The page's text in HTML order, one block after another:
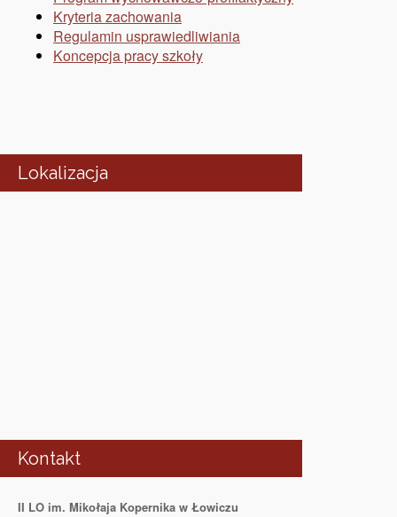
Kryteria zachowania
Regulamin usprawiedliwiania
Koncepcja pracy szkoły
Lokalizacja
Kontakt
II LO im. Mikołaja Kopernika w Łowiczu